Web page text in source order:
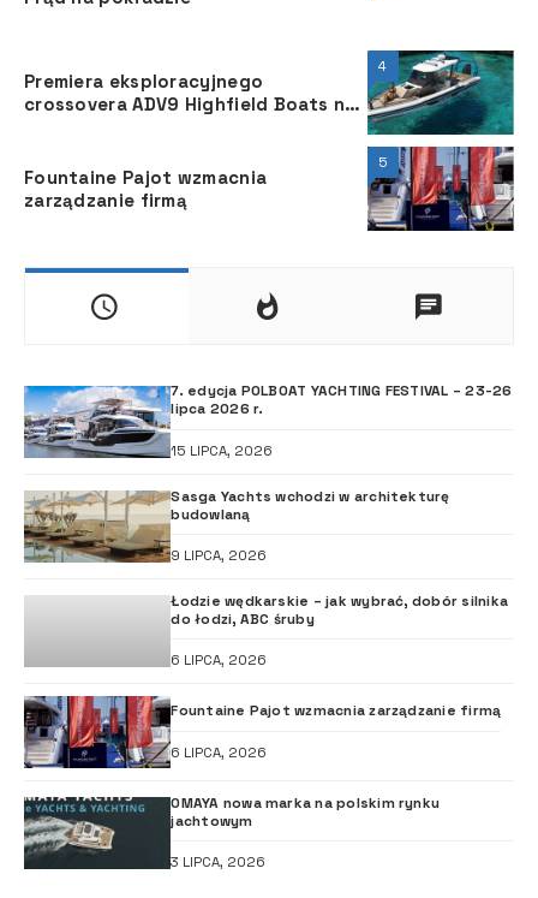
4
Premiera eksploracyjnego
crossovera ADV9 Highfield Boats na
5
Fountaine Pajot wzmacnia
zarządzanie firmą
7. edycja POLBOAT YACHTING FESTIVAL – 23-26
lipca 2026 r.
15 LIPCA, 2026
Sasga Yachts wchodzi w architekturę
budowlaną
9 LIPCA, 2026
Łodzie wędkarskie – jak wybrać, dobór silnika
do łodzi, ABC śruby
6 LIPCA, 2026
Fountaine Pajot wzmacnia zarządzanie firmą
6 LIPCA, 2026
OMAYA nowa marka na polskim rynku
jachtowym
3 LIPCA, 2026